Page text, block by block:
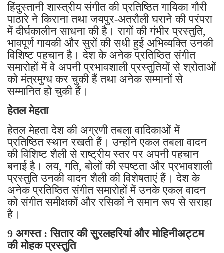
हिंदुस्तानी शास्त्रीय संगीत की प्रतिष्ठित गायिका गौरी
पाठारे ने किराना तथा जयपुर-अतरौली घराने की परंपरा
में दीर्घकालीन साधना की है। रागों की गंभीर प्रस्तुति,
भावपूर्ण गायकी और सुरों की सधी हुई अभिव्यक्ति उनकी
विशिष्ट पहचान है। देश के अनेक प्रतिष्ठित संगीत
समारोहों में वे अपनी प्रभावशाली प्रस्तुतियों से श्रोताओं
को मंत्रमुग्ध कर चुकी हैं तथा अनेक सम्मानों से
सम्मानित हो चुकी हैं।
हेतल मेहता
हेतल मेहता देश की अग्रणी तबला वादिकाओं में
प्रतिष्ठित स्थान रखती हैं। उन्होंने एकल तबला वादन
की विशिष्ट शैली से राष्ट्रीय स्तर पर अपनी पहचान
बनाई है। लय, गति, बोलों की स्पष्टता और प्रभावशाली
प्रस्तुति उनकी वादन शैली की विशेषताएं हैं। देश के
अनेक प्रतिष्ठित संगीत समारोहों में उनके एकल वादन
को संगीत समीक्षकों और रसिकों ने समान रूप से सराहा
है।
9 अगस्त : सितार की सुरलहरियां और मोहिनीअट्टम
की मोहक प्रस्तुति